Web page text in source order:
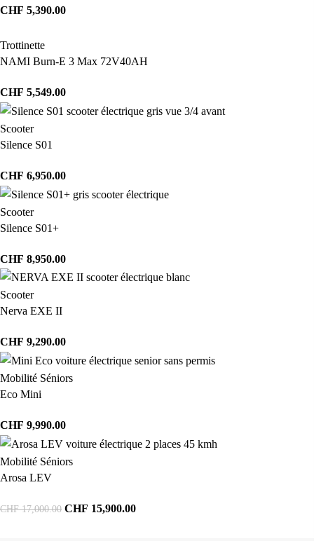
CHF 5,390.00
Trottinette
NAMI Burn-E 3 Max 72V40AH
CHF 5,549.00
Scooter
Silence S01
CHF 6,950.00
Scooter
Silence S01+
CHF 8,950.00
Scooter
Nerva EXE II
CHF 9,290.00
Mobilité Séniors
Eco Mini
CHF 9,990.00
Mobilité Séniors
Arosa LEV
CHF17,000.00 CHF 15,900.00